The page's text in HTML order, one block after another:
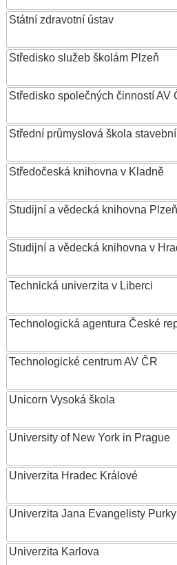
Státní zdravotní ústav
Středisko služeb školám Plzeň
Středisko společných činností AV
Střední průmyslová škola
Středočeská knihovna v Kladně
Studijní a vědecká knihovna
Studijní a vědecká knihovna v
Technická univerzita v Liberci
Technologická agentura České
Technologické centrum AV ČR
Unicorn Vysoká škola
University of New York in Prague
Univerzita Hradec Králové
Univerzita Jana Evangelisty
Univerzita Karlova